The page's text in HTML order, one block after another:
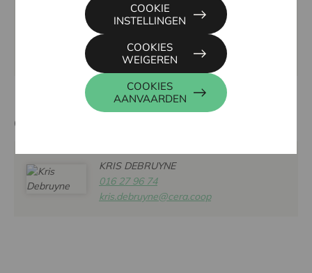
BUITEN GEWOON GRONDIG, GROENSTRAAT 129,
2610 ANTWERPEN
www.buitengewoongrondig.jouwweb.be
Contactpersoon
KRIS DEBRUYNE
016 27 96 74
kris.debruyne@cera.coop
COOKIES
AANVAARDEN
COOKIES
WEIGEREN
COOKIE
INSTELLINGEN